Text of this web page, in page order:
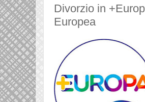
Divorzio in
Europea